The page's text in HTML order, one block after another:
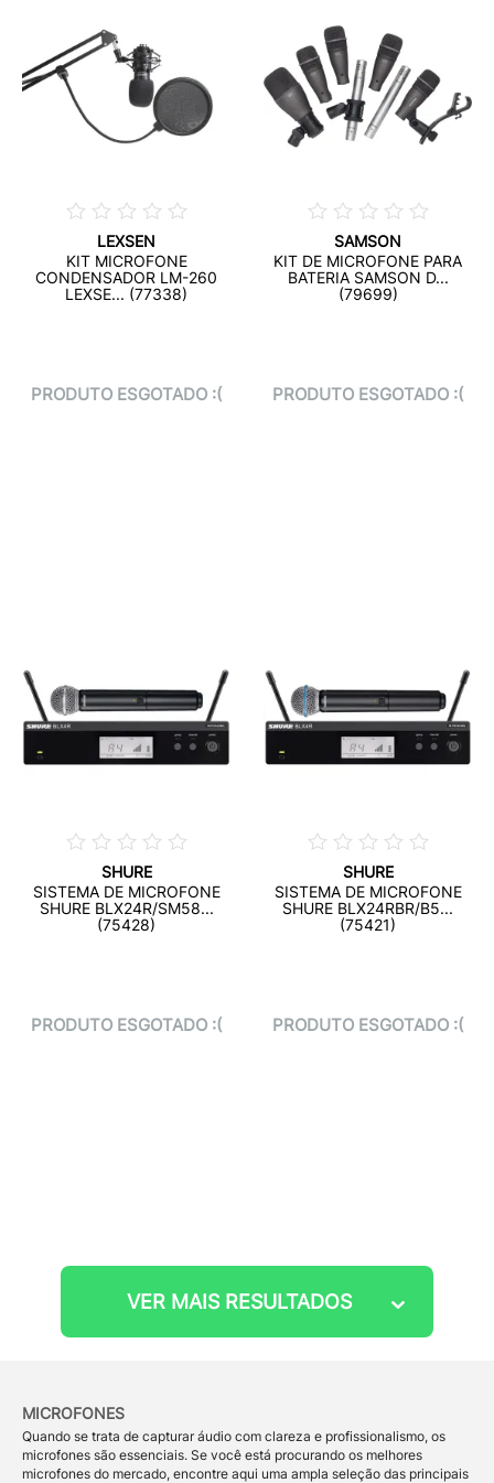
LEXSEN
KIT MICROFONE
CONDENSADOR LM-260
LEXSE... (77338)
PRODUTO ESGOTADO :(
SAMSON
KIT DE MICROFONE PARA
BATERIA SAMSON D...
(79699)
PRODUTO ESGOTADO :(
SHURE
SISTEMA DE MICROFONE
SHURE BLX24R/SM58...
(75428)
PRODUTO ESGOTADO :(
SHURE
SISTEMA DE MICROFONE
SHURE BLX24RBR/B5...
(75421)
PRODUTO ESGOTADO :(
VER MAIS RESULTADOS
MICROFONES
Quando se trata de capturar áudio com clareza e profissionalismo, os
microfones são essenciais. Se você está procurando os melhores
microfones do mercado, encontre aqui uma ampla seleção das principais